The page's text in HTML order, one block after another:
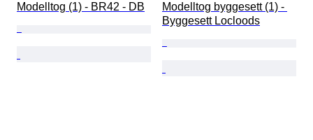
Modelltog (1) - BR42 - DB
Modelltog byggesett (1) -
Byggesett Locloods